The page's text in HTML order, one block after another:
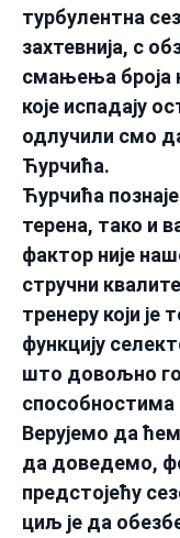
турбулентна
захтевнија, с
смањења броја
које испадају
одлучили смо
Ћурчића.
Ћурчића
терена, тако и
фактор није
стручни
тренеру који је
функцију
што довољно
способностима
Верујемо да
да доведемо,
предстојећу
циљ је да